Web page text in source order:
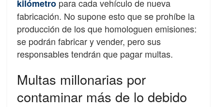
kilómetro para cada vehículo de nueva
fabricación. No supone esto que se prohíbe la
producción de los que homologuen emisiones:
se podrán fabricar y vender, pero sus
responsables tendrán que pagar multas.
Multas millonarias por
contaminar más de lo debido